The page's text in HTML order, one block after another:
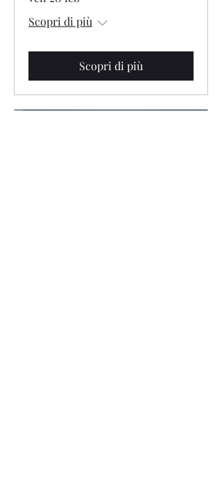
Scopri di più
Scopri di più